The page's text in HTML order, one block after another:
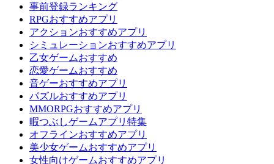
事前登録ランキング
RPGおすすめアプリ
アクションおすすめアプリ
シミュレーションおすすめアプリ
乙女ゲームおすすめ
恋愛ゲームおすすめ
音ゲーおすすめアプリ
パズルおすすめアプリ
MMORPGおすすめアプリ
暇つぶしゲームアプリ特集
オフラインおすすめアプリ
美少女ゲームおすすめアプリ
女性向けゲームおすすめアプリ